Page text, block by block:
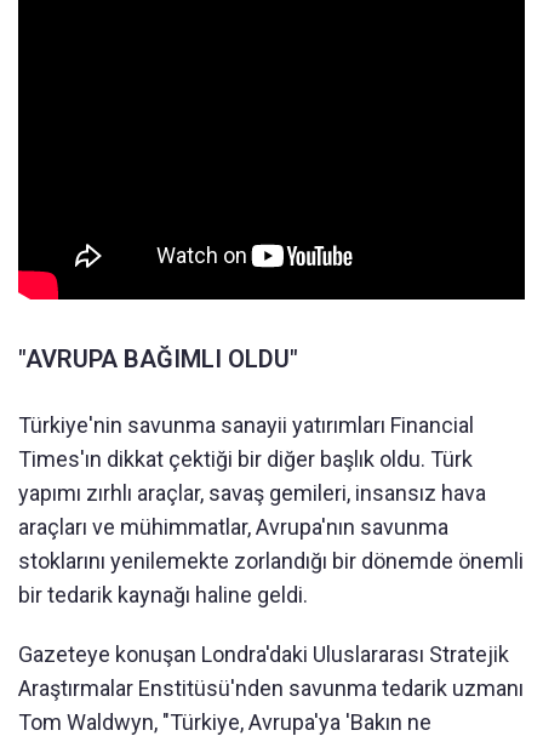
"AVRUPA BAĞIMLI OLDU"
Türkiye'nin savunma sanayii yatırımları Financial
Times'ın dikkat çektiği bir diğer başlık oldu. Türk
yapımı zırhlı araçlar, savaş gemileri, insansız hava
araçları ve mühimmatlar, Avrupa'nın savunma
stoklarını yenilemekte zorlandığı bir dönemde önemli
bir tedarik kaynağı haline geldi.
Gazeteye konuşan Londra'daki Uluslararası Stratejik
Araştırmalar Enstitüsü'nden savunma tedarik uzmanı
Tom Waldwyn, "Türkiye, Avrupa'ya 'Bakın ne